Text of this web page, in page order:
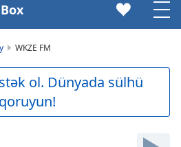
WKZE FM
ol. Dünyada sülhü
qoruyun!